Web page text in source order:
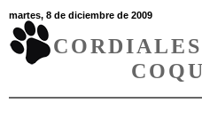
martes, 8 de diciembre de 2009